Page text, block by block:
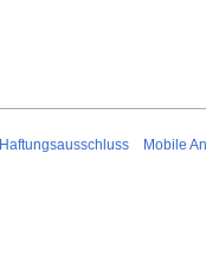
Haftungsausschluss Mobile